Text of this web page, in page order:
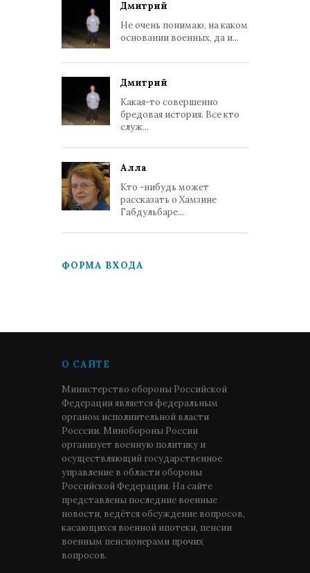
Дмитрий
Не очень понимаю, на каком
основании военных, да и...
Дмитрий
Какая-то совершенно
бредовая история. Все кто
служ...
Алла
Кто -нибудь может
рассказать о Хамзине
Габдульбаре...
ФОРМА ВХОДА
О САЙТЕ
Министерство обороны Российской
Федерации является федеральным
органом исполнительной власти
Росссии. Минобороны России
организует военную политику и
осуществляющий государственное
управление в области обороны
Российской Федерации. На сайте
представлены последние военные
новости, ведётся обсуждение вопросов,
касающихся военной ипотеки, пенсии
военным пенсионерами прочих
вопросов.